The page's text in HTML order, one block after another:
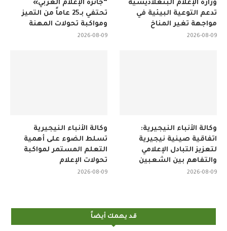
“جائزة الإعلام العربي»
تحتفي بـ25 عاماً من التميز
ومواكبة تحولات المهنة
2026-08-09
وزارة الإعلام البنغلاديشية
تدعم التوعية البيئية في
مواجهة تغير المناخ
2026-08-09
وكالة الأنباء النيجيرية
تسلط الضوء على أهمية
التعلم المستمر لمواكبة
تحولات الإعلام
2026-08-09
وكالة الأنباء النيجيرية:
اتفاقية صينية نيجيرية
لتعزيز التبادل الإعلامي
والتفاهم بين الشعبين
2026-08-09
قد يهمك أيضاً